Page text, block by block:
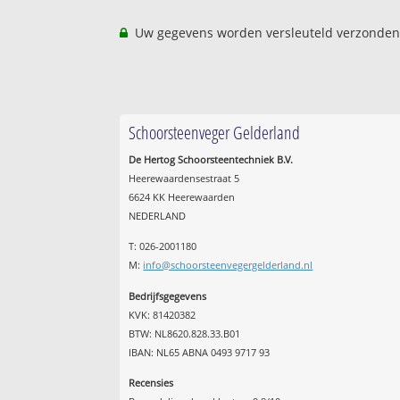
Uw gegevens worden versleuteld
Schoorsteenveger Gelderland
De Hertog Schoorsteentechniek B.V.
Heerewaardensestraat 5
6624 KK Heerewaarden
NEDERLAND
T: 026-2001180
M: info@schoorsteenvegergelderland.nl
Bedrijfsgegevens
KVK: 81420382
BTW: NL8620.828.33.B01
IBAN: NL65 ABNA 0493 9717 93
Recensies